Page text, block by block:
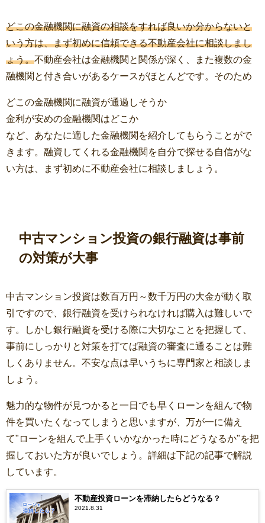
どこの金融機関に融資の相談をすれば良いか分からないと
いう方は、まず初めに信頼できる不動産会社に相談しまし
ょう。不動産会社は金融機関と関係が深く、また複数の金
融機関と付き合いがあるケースがほとんどです。そのため
どこの金融機関に融資が通過しそうか
金利が安めの金融機関はどこか
など、あなたに適した金融機関を紹介してもらうことがで
きます。融資してくれる金融機関を自分で探せる自信がな
い方は、まず初めに不動産会社に相談しましょう。
中古マンション投資の銀行融資は事前
の対策が大事
中古マンション投資は数百万円～数千万円の大金が動く取
引ですので、銀行融資を受けられなければ購入は難しいで
す。しかし銀行融資を受ける際に大切なことを把握して、
事前にしっかりと対策を打てば融資の審査に通ることは難
しくありません。不安な点は早いうちに専門家と相談しま
しょう。
魅力的な物件が見つかると一日でも早くローンを組んで物
件を買いたくなってしまうと思いますが、万が一に備え
て"ローンを組んで上手くいかなかった時にどうなるか"を把
握しておいた方が良いでしょう。詳細は下記の記事で解説
しています。
不動産投資ローンを滞納したらどうなる？
2021.8.31